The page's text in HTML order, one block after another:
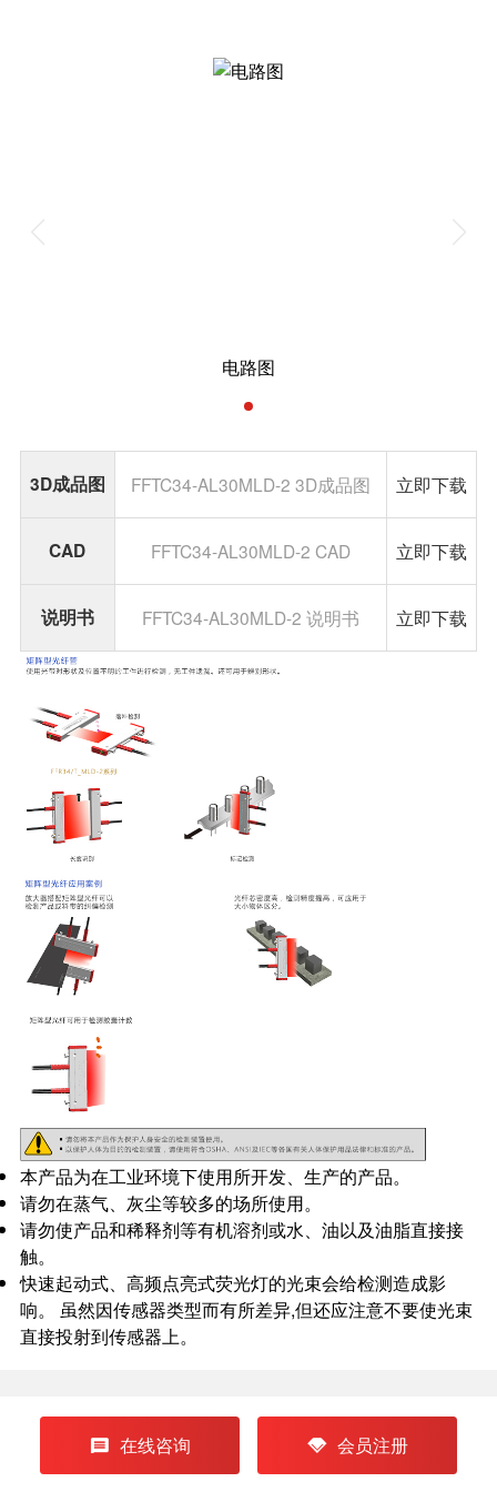
电路图
3D成品图 FFTC34-AL30MLD-2 3D成品图 立即下载
CAD FFTC34-AL30MLD-2 CAD 立即下载
说明书 FFTC34-AL30MLD-2 说明书 立即下载
本产品为在工业环境下使用所开发、生产的产品。
请勿在蒸气、灰尘等较多的场所使用。
请勿使产品和稀释剂等有机溶剂或水、油以及油脂直接接
触。
快速起动式、高频点亮式荧光灯的光束会给检测造成影
响。 虽然因传感器类型而有所差异,但还应注意不要使光束
直接投射到传感器上。
在线咨询 会员注册